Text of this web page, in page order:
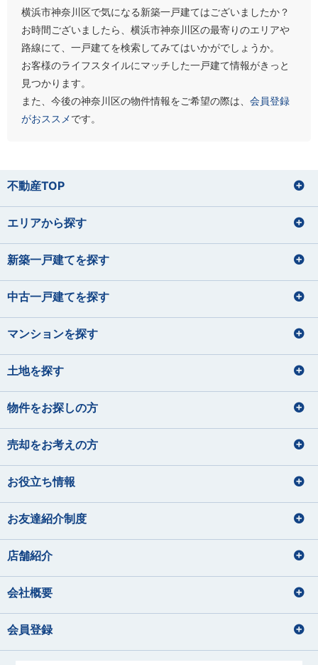
横浜市神奈川区で気になる新築一戸建てはございましたか？
お時間ございましたら、横浜市神奈川区の最寄りのエリアや
路線にて、一戸建てを検索してみてはいかがでしょうか。
お客様のライフスタイルにマッチした一戸建て情報がきっと
見つかります。
また、今後の神奈川区の物件情報をご希望の際は、 会員登録
がおススメです。
不動産TOP
エリアから探す
新築一戸建てを探す
中古一戸建てを探す
マンションを探す
土地を探す
物件をお探しの方
売却をお考えの方
お役立ち情報
お友達紹介制度
店舗紹介
会社概要
会員登録